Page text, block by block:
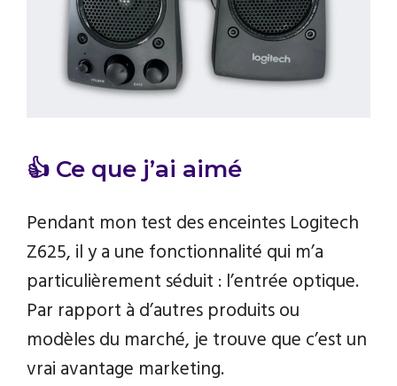
👍 Ce que j’ai aimé
Pendant mon test des enceintes Logitech
Z625, il y a une fonctionnalité qui m’a
particulièrement séduit : l’entrée optique.
Par rapport à d’autres produits ou
modèles du marché, je trouve que c’est un
vrai avantage marketing.